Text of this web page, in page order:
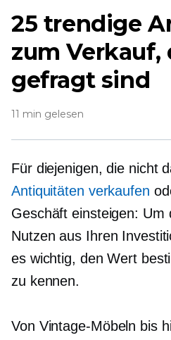
25 trendige
zum Verkauf,
gefragt sind
11 min gelesen
Für diejenigen, die nicht
Antiquitäten verkaufen
Geschäft einsteigen: Um
Nutzen aus Ihren
es wichtig, den Wert
zu kennen.
Von Vintage-Möbeln bis